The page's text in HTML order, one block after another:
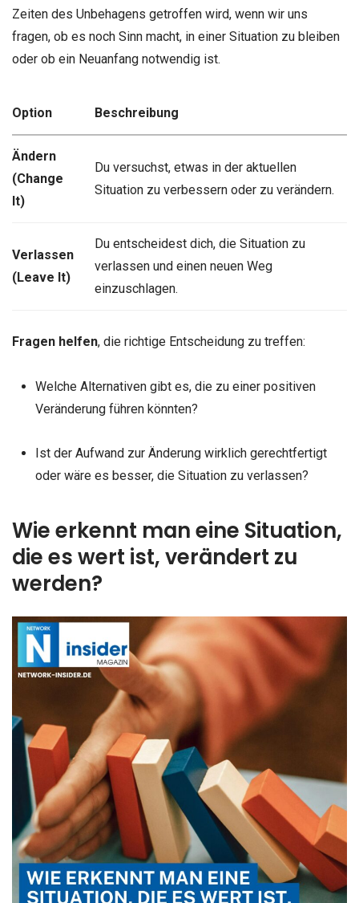
Zeiten des Unbehagens getroffen wird, wenn wir uns
fragen, ob es noch Sinn macht, in einer Situation zu bleiben
oder ob ein Neuanfang notwendig ist.
Option Beschreibung
Ändern
(Change
It)
Du versuchst, etwas in der aktuellen
Situation zu verbessern oder zu verändern.
Verlassen
(Leave It)
Du entscheidest dich, die Situation zu
verlassen und einen neuen Weg
einzuschlagen.
Fragen helfen, die richtige Entscheidung zu treffen:
Welche Alternativen gibt es, die zu einer positiven
Veränderung führen könnten?
Ist der Aufwand zur Änderung wirklich gerechtfertigt
oder wäre es besser, die Situation zu verlassen?
Wie erkennt man eine Situation,
die es wert ist, verändert zu
werden?